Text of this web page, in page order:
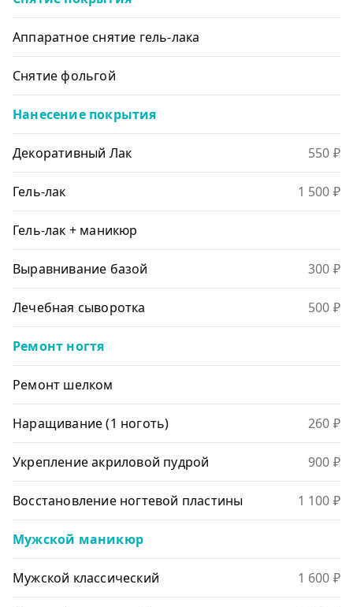
Аппаратное снятие гель-лака
Снятие фольгой
Нанесение покрытия
Декоративный Лак 550 ₽
Гель-лак 1 500 ₽
Гель-лак + маникюр
Выравнивание базой 300 ₽
Лечебная сыворотка 500 ₽
Ремонт ногтя
Ремонт шелком
Наращивание (1 ноготь) 260 ₽
Укрепление акриловой пудрой 900 ₽
Восстановление ногтевой пластины 1 100 ₽
Мужской маникюр
Мужской классический 1 600 ₽